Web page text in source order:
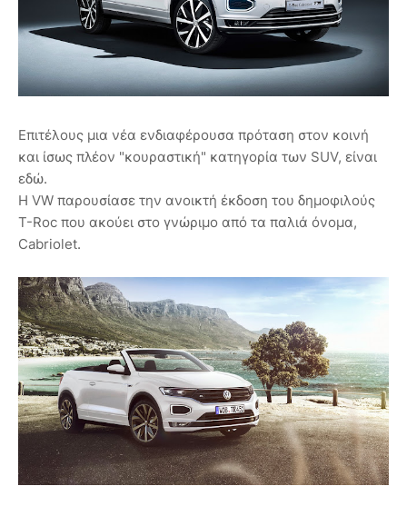
Επιτέλους μια νέα ενδιαφέρουσα πρόταση στον κοινή
και ίσως πλέον "κουραστική" κατηγορία των SUV, είναι
εδώ.
Η VW παρουσίασε την ανοικτή έκδοση του δημοφιλούς
T-Roc που ακούει στο γνώριμο από τα παλιά όνομα,
Cabriolet.